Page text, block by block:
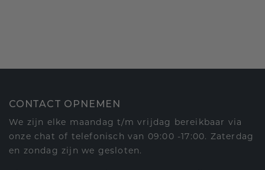
CONTACT OPNEMEN
We zijn elke maandag t/m vrijdag bereikbaar via
onze chat of telefonisch van 09:00 -17:00. Zaterdag
en zondag zijn we gesloten.